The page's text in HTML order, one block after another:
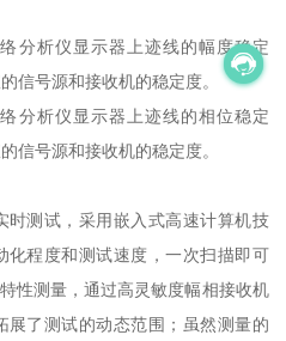
分析仪显示器上迹线的幅度稳定
信号源和接收机的稳定度。
分析仪显示器上迹线的相位稳定
信号源和接收机的稳定度。
时测试，采用嵌入式高速计算机技
化程度和测试速度，一次扫描即可
性测量，通过高灵敏度幅相接收机
展了测试的动态范围；虽然测量的